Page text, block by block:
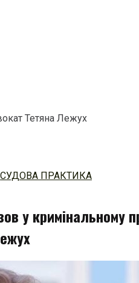
Тетяна Лежух
СУДОВА ПРАКТИКА
у кримінальному